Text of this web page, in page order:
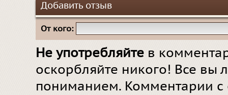
Добавить отзыв
От кого:
Не употребляйте в
оскорбляйте никого! Все вы
пониманием. Комментарии